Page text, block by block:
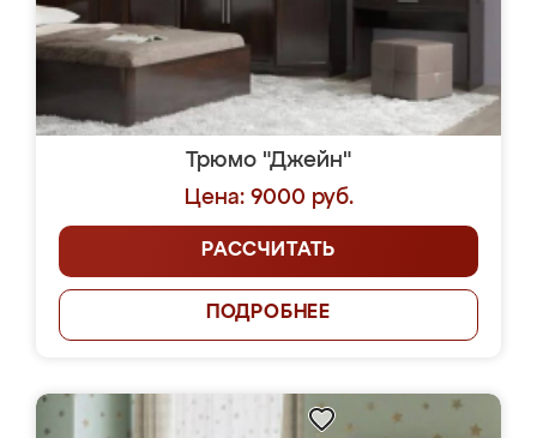
Трюмо "Джейн"
Цена: 9000 руб.
РАССЧИТАТЬ
ПОДРОБНЕЕ